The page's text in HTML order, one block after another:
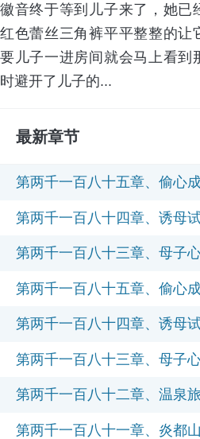
徽音终于等到儿子来了，她已
红色蕾丝三角裤平平整整的让
要儿子一进房间就会马上看到
时避开了儿子的...
最新章节
第两千一百八十五章、偷心
第两千一百八十四章、诱母
第两千一百八十三章、母子
第两千一百八十五章、偷心
第两千一百八十四章、诱母
第两千一百八十三章、母子
第两千一百八十二章、温泉
第两千一百八十一章、炎都